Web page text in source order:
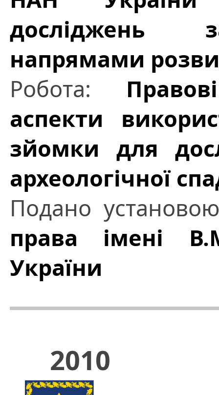
досліджень
напрямами
Робота:
аспекти
зйомки для
археологічної
Подано
права імені
України
2010